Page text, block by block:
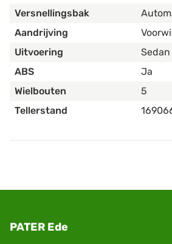
Versnellingsbak
Aandrijving
Uitvoering
Sedan
ABS
Ja
Wielbouten
5
Tellerstand
PATER Ede